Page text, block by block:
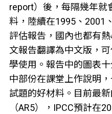
report）後，每隔幾年就
料，陸續在1995、2001
評估報告，國內也都有
文報告翻譯為中文版，
學使用。報告中的圖表
中部份在課堂上作說明
試題的好材料。目前最
（AR5），IPCC預計在